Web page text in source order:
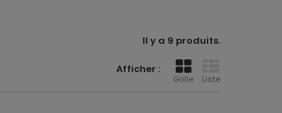
Il y a 9 produits.
Afficher :
Grille Liste